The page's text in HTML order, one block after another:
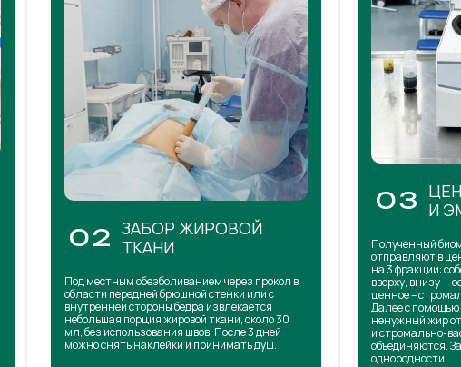
02 ЗАБОР ЖИРОВОЙ
ТКАНИ
Под местным обезболиванием через прокол в
области передней брюшной стенки или с
внутренней стороны бедра извлекается
небольшая порция жировой ткани, около 30
мл, без использования швов. После 3 дней
можно снять наклейки и принимать душ.
03 И
Полученный
отправляют в
на 3 фракции:
вверху, внизу —
ценное –
Далее с
ненужный жир
и стромально-
объединяются.
однородности.